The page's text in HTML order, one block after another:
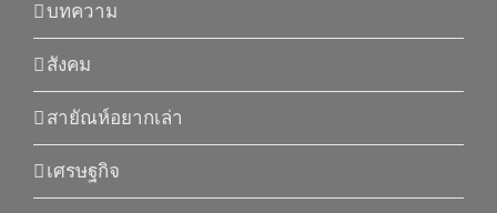
บทความ
สังคม
สายัณห์อยากเล่า
เศรษฐกิจ